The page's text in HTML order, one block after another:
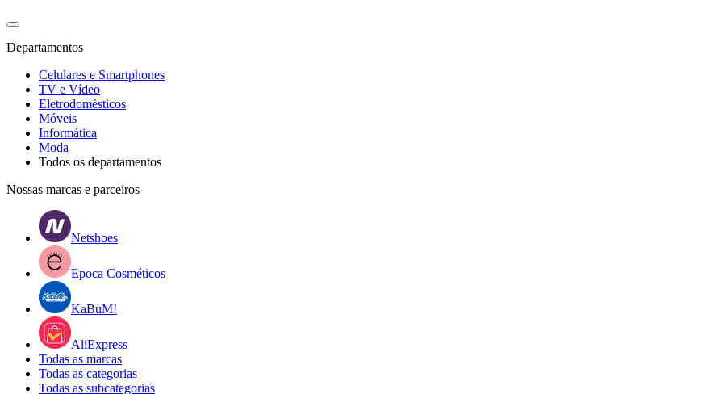
Departamentos
Celulares e Smartphones
TV e Vídeo
Eletrodomésticos
Móveis
Informática
Moda
Todos os departamentos
Nossas marcas e parceiros
Netshoes
Epoca Cosméticos
KaBuM!
AliExpress
Todas as marcas
Todas as categorias
Todas as subcategorias